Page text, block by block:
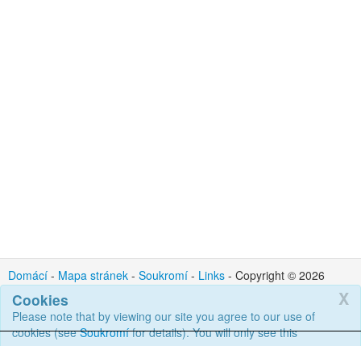
Domácí - Mapa stránek - Soukromí - Links - Copyright © 2026
Cortex IT Ltd : Kontakt : admin @ cortexit.co.uk
X
Cookies
Please note that by viewing our site you agree to our use of
cookies (seeSoukromífor details). You will only see this